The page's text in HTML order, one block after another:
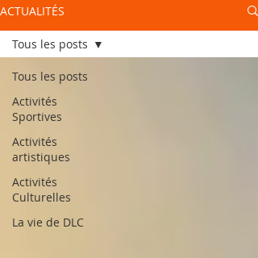
ACTUALITÉS
Tous les posts
Activités
Sportives
Activités
artistiques
Activités
Culturelles
La vie de DLC
Tous les posts